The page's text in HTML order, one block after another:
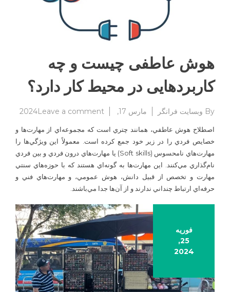
هوش عاطفی چیست و چه
کاربردهایی در محیط کار دارد؟
By وبسایت فرانگر مارس 17, 2024 Leave a comment
on
چیست
و
چه
کار
دارد؟
اصطلاح هوش عاطفي، همانند چتري است كه مجموعه‌اي از مهارت‌ها و
خصايص فردي را در زير خود جمع كرده است. معمولاً اين ويژگي‌ها را
مهارت‌هاي نامحسوس (Soft skills) يا مهارت‌هاي درون فردي و بين فردي
نام‌گذاري مي‌كنند. اين مهارت‌ها به گونه‌اي هستند كه با حوزه‌هاي سنتي
مهارت و تخصص از قبيل دانش، هوش عمومي، و مهارت‌هاي فني و
حرفه‌اي ارتباط چنداني ندارند و از آن‌ها جدا مي‌باشند.
فوریه
25,
2024